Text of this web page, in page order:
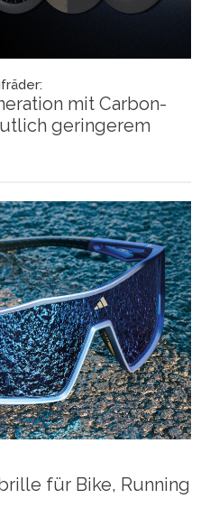
mit Carbon-
geringerem
für Bike, Running